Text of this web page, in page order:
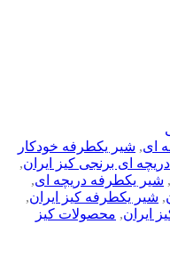
ای, شیر یکطرفه خودکار
ای برنجی کیز ایران,
, شیر یکطرفه دریچه ای,
, شیر یکطرفه کیز ایران,
ایران, محصولات کیز